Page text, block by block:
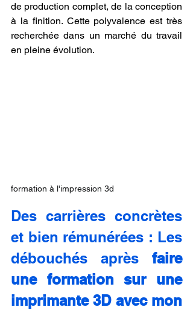
de production complet, de la conception
à la finition. Cette polyvalence est très
recherchée dans un marché du travail
en pleine évolution.
formation à l'impression 3d
Des carrières concrètes
et bien rémunérées : Les
débouchés après faire
une formation sur une
imprimante 3D avec mon